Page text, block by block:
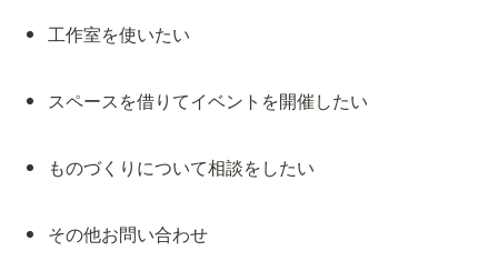
工作室を使いたい
スペースを借りてイベントを開催したい
ものづくりについて相談をしたい
その他お問い合わせ